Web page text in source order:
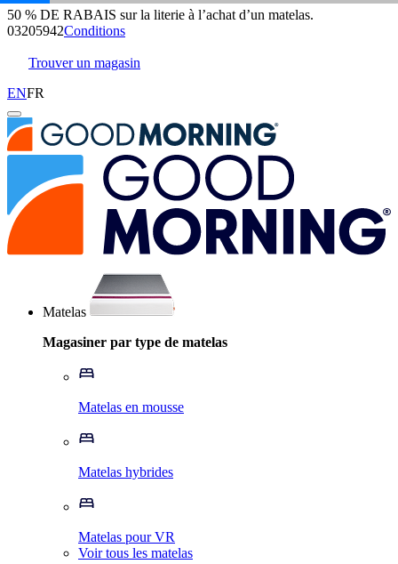
Matelas Douglas Sommet
3 546 Avis
50 % DE RABAIS sur la literie à l’achat d’un matelas.
03205940Conditions
Trouver un magasin
ENFR
Matelas
Magasiner par type de matelas
Matelas en mousse
Matelas hybrides
Matelas pour VR
Voir tous les matelas